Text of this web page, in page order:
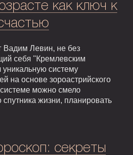
как ключ к
Вадим Левин, не без
себя "Кремлевским
уникальную систему
на основе зороастрийского
можно смело
спутника жизни, планировать
секреты